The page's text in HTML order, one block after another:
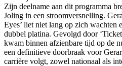
Zijn deelname aan dit programma
Joling in een stroomversnelling.
Eyes’ liet niet lang op zich wachten
dubbel platina. Gevolgd door
kwam binnen afzienbare tijd op de
een definitieve doorbraak voor
carrière volgt, zowel nationaal als